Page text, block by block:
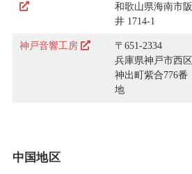
和歌山県海南市阪
井 1714-1
神戸音響工房
〒651-2334
兵庫県神戸市西区
神出町紫合776番
地
中国地区